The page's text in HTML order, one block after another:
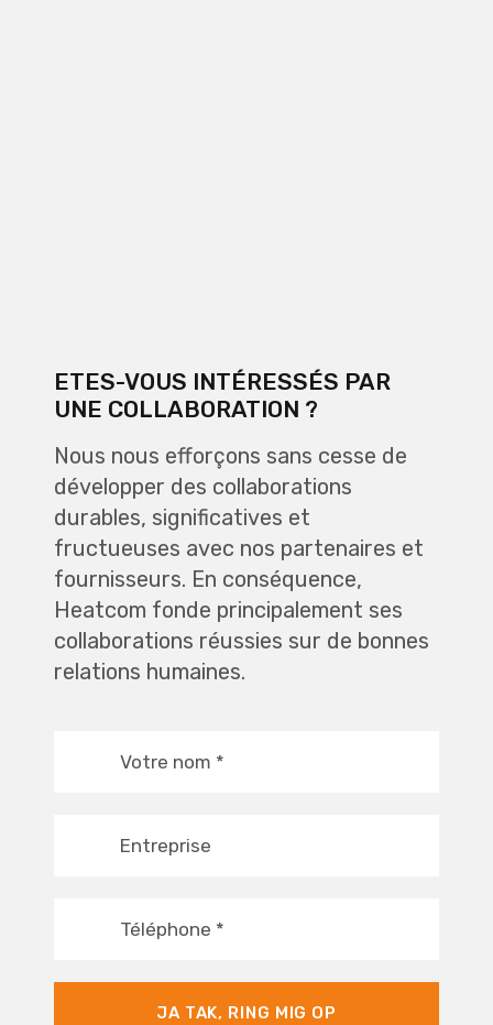
ETES-VOUS INTÉRESSÉS PAR
UNE COLLABORATION ?
Nous nous efforçons sans cesse de
développer des collaborations
durables, significatives et
fructueuses avec nos partenaires et
fournisseurs. En conséquence,
Heatcom fonde principalement ses
collaborations réussies sur de bonnes
relations humaines.
Votre nom *
Entreprise
Téléphone *
JA TAK, RING MIG OP